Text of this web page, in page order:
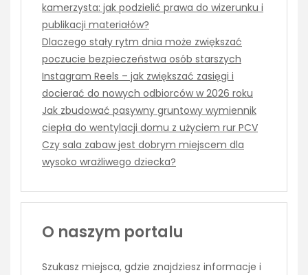
kamerzysta: jak podzielić prawa do wizerunku i
publikacji materiałów?
Dlaczego stały rytm dnia może zwiększać
poczucie bezpieczeństwa osób starszych
Instagram Reels – jak zwiększać zasięgi i
docierać do nowych odbiorców w 2026 roku
Jak zbudować pasywny gruntowy wymiennik
ciepła do wentylacji domu z użyciem rur PCV
Czy sala zabaw jest dobrym miejscem dla
wysoko wrażliwego dziecka?
O naszym portalu
Szukasz miejsca, gdzie znajdziesz informacje i